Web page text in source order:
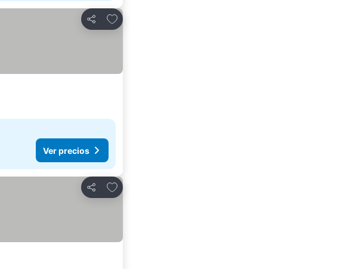
Compartir
Agregar a favoritos
Ver precios
Compartir
Agregar a favoritos